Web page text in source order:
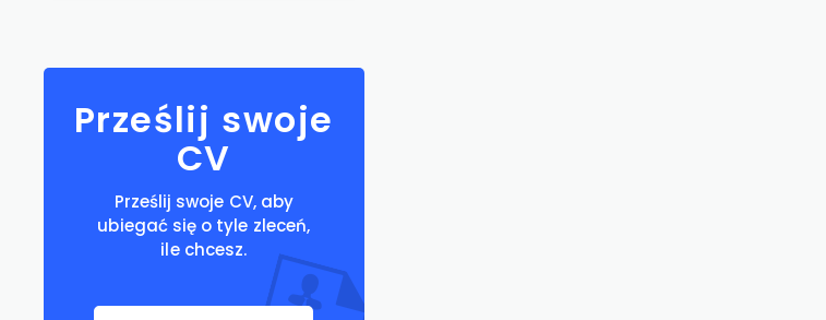
Prześlij swoje
CV
Prześlij swoje CV, aby
ubiegać się o tyle zleceń,
ile chcesz.